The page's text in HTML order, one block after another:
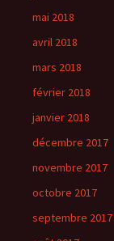
mai 2018
avril 2018
mars 2018
février 2018
janvier 2018
décembre 2017
novembre 2017
octobre 2017
septembre 2017